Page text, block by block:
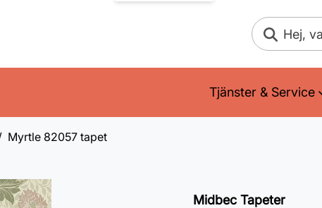
Sök
Tjänster & Service
Myrtle 82057 tapet
Midbec Tapeter